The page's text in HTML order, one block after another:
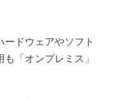
ドウェアやソフト
「オンプレミス」